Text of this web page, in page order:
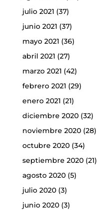
julio 2021 (37)
junio 2021 (37)
mayo 2021 (36)
abril 2021 (27)
marzo 2021 (42)
febrero 2021 (29)
enero 2021 (21)
diciembre 2020(32)
noviembre 2020(28)
octubre 2020(34)
septiembre 2020(21)
agosto 2020(5)
julio 2020(3)
junio 2020(3)